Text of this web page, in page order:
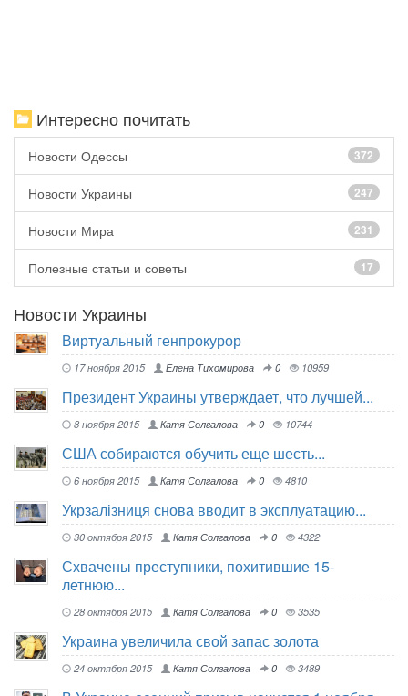
Интересно почитать
Новости Одессы 372
Новости Украины 247
Новости Мира 231
Полезные статьи и советы 17
Новости Украины
Виртуальный генпрокурор
17 ноября 2015 Елена Тихомирова 0 10959
Президент Украины утверждает, что лучшей...
8 ноября 2015 Катя Солгалова 0 10744
США собираются обучить еще шесть...
6 ноября 2015 Катя Солгалова 0 4810
Укрзалізниця снова вводит в эксплуатацию...
30 октября 2015 Катя Солгалова 0 4322
Схвачены преступники, похитившие 15-
летнюю...
28 октября 2015 Катя Солгалова 0 3535
Украина увеличила свой запас золота
24 октября 2015 Катя Солгалова 0 3489